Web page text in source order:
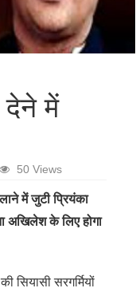
में
50 Views
में जुटी प्रियंका
अखिलेश के लिए होगा
सियासी सरगर्मियों